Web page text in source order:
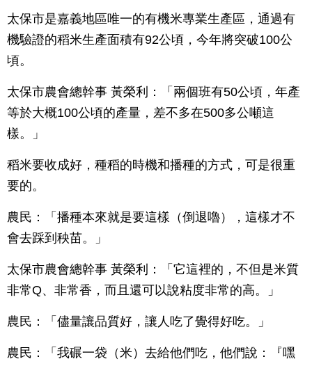
太保市是嘉義地區唯一的有機米專業生產區，通過有
機驗證的稻米生產面積有92公頃，今年將突破100公
頃。
太保市農會總幹事 黃榮利：「兩個班有50公頃，年產
等於大概100公頃的產量，差不多在500多公噸這
樣。」
稻米要收成好，種稻的時機和播種的方式，可是很重
要的。
農民：「播種本來就是要這樣（倒退嚕），這樣才不
會去踩到秧苗。」
太保市農會總幹事 黃榮利：「它這裡的，不但是米質
非常Q、非常香，而且還可以說粘度非常的高。」
農民：「儘量讓品質好，讓人吃了覺得好吃。」
農民：「我碾一袋（米）去給他們吃，他們說：『嘿